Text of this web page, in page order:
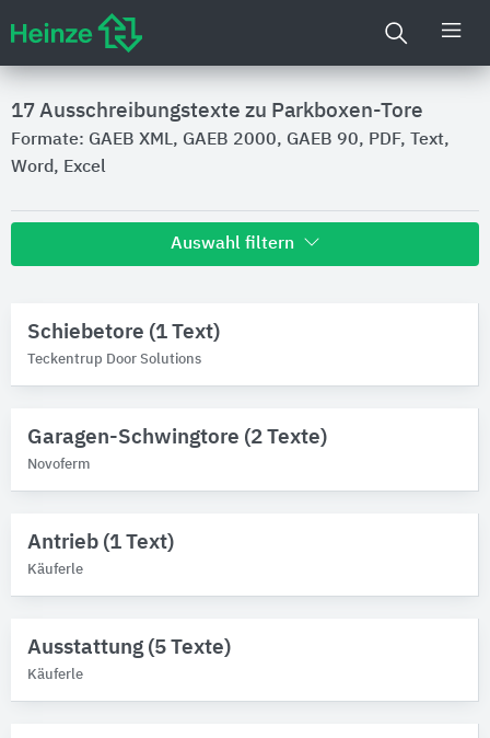
17 Ausschreibungstexte zu Parkboxen-Tore
Formate: GAEB XML, GAEB 2000, GAEB 90, PDF, Text,
Word, Excel
Auswahl filtern
Käuferle
Novoferm
Teckentrup Door Solutions
Produktkategorie
Tore
Schwingtore
Gebäude-Bauteile
Schutzfunktionen
Bitte auswählen
Schiebetore (1 Text)
Teckentrup Door Solutions
Garagen-Schwingtore (2 Texte)
Novoferm
Antrieb (1 Text)
Käuferle
Ausstattung (5 Texte)
Käuferle